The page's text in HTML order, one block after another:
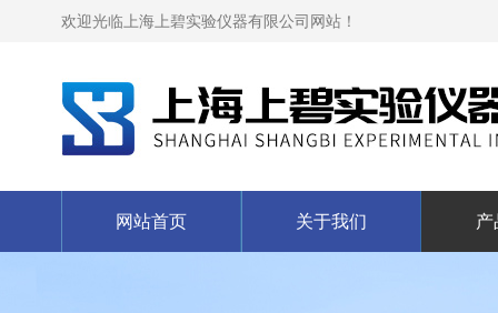
欢迎光临上海上碧实验仪器有限公司网站！
网站首页 关于我们 产